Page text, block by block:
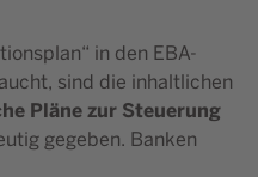
in den EBA-
sind die inhaltlichen
Pläne zur Steuerung
gegeben. Banken